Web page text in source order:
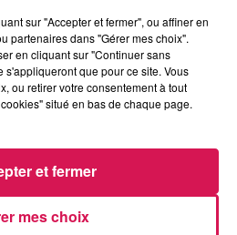
PLUS CONSULTÉS
CHALEUR ET RISQUE
D'ORAGES CE LUNDI EN
SAMBRE-AVESNOIS-
et changeant concerne nos
secteurs ce lundi 3 août. Entre
des températures élevées
l'après-midi et un risque
JEUMONT : UN
sur "Accepter et fermer", ou affiner en
partenaires dans "Gérer mes choix".
en cliquant sur "Continuer sans
s'appliqueront que pour ce site. Vous
ou retirer votre consentement à tout
situé en bas de chaque page.
mes choix
et fermer